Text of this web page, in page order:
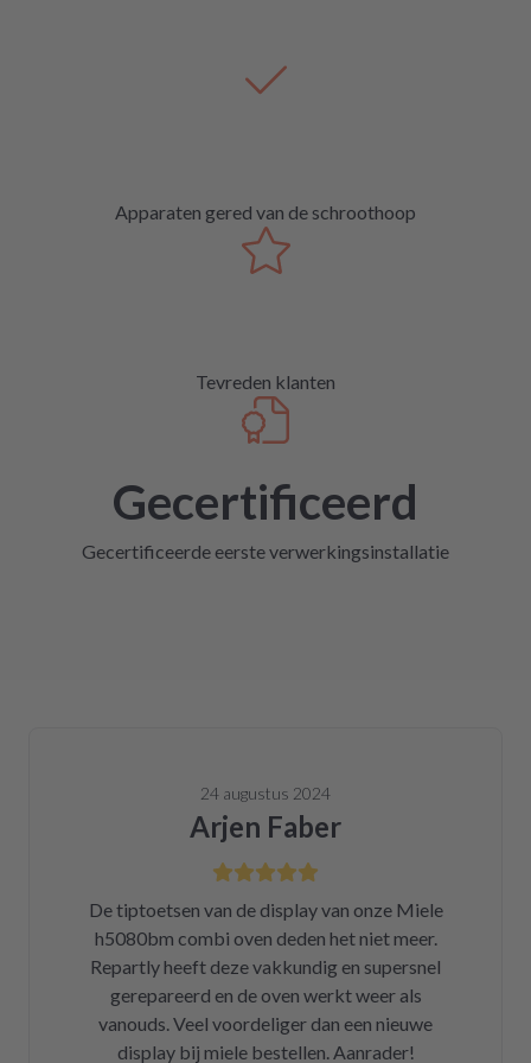
Apparaten gered van de schroothoop
Tevreden klanten
Gecertificeerd
Gecertificeerde eerste verwerkingsinstallatie
24 augustus 2024
Arjen Faber
De tiptoetsen van de display van onze Miele
h5080bm combi oven deden het niet meer.
Repartly heeft deze vakkundig en supersnel
gerepareerd en de oven werkt weer als
vanouds. Veel voordeliger dan een nieuwe
display bij miele bestellen. Aanrader!